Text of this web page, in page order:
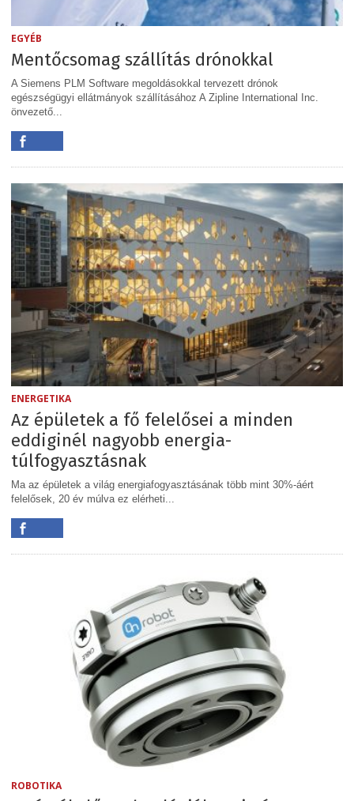
EGYÉB
Mentőcsomag szállítás drónokkal
A Siemens PLM Software megoldásokkal tervezett drónok
egészségügyi ellátmányok szállításához A Zipline International Inc.
önvezető...
ENERGETIKA
Az épületek a fő felelősei a minden
eddiginél nagyobb energia-
túlfogyasztásnak
Ma az épületek a világ energiafogyasztásának több mint 30%-áért
felelősek, 20 év múlva ez elérheti...
ROBOTIKA